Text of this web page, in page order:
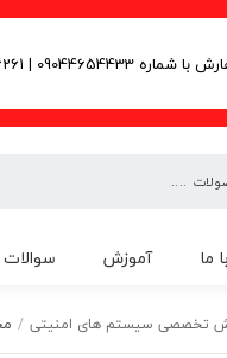
تماس حاصل فرمایید.
ما آموزش
تخصصی سیستم های امنیتی /